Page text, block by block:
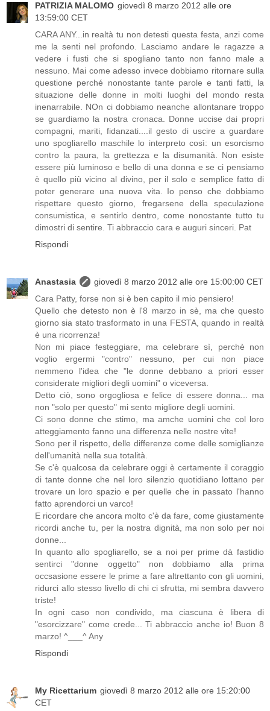
PATRIZIA MALOMO giovedì 8 marzo 2012 alle ore
13:59:00 CET
CARA ANY...in realtà tu non detesti questa festa, anzi come
me la senti nel profondo. Lasciamo andare le ragazze a
vedere i fusti che si spogliano tanto non fanno male a
nessuno. Mai come adesso invece dobbiamo ritornare sulla
questione perché nonostante tante parole e tanti fatti, la
situazione delle donne in molti luoghi del mondo resta
inenarrabile. NOn ci dobbiamo neanche allontanare troppo
se guardiamo la nostra cronaca. Donne uccise dai propri
compagni, mariti, fidanzati....il gesto di uscire a guardare
uno spogliarello maschile lo interpreto così: un esorcismo
contro la paura, la grettezza e la disumanità. Non esiste
essere più luminoso e bello di una donna e se ci pensiamo
è quello più vicino al divino, per il solo e semplice fatto di
poter generare una nuova vita. Io penso che dobbiamo
rispettare questo giorno, fregarsene della speculazione
consumistica, e sentirlo dentro, come nonostante tutto tu
dimostri di sentire. Ti abbraccio cara e auguri sinceri. Pat
Rispondi
Anastasia
giovedì 8 marzo 2012 alle ore 15:00:00 CET
Cara Patty, forse non si è ben capito il mio pensiero!
Quello che detesto non è l'8 marzo in sè, ma che questo
giorno sia stato trasformato in una FESTA, quando in realtà
è una ricorrenza!
Non mi piace festeggiare, ma celebrare sì, perchè non
voglio ergermi "contro" nessuno, per cui non piace
nemmeno l'idea che "le donne debbano a priori esser
considerate migliori degli uomini" o viceversa.
Detto ciò, sono orgogliosa e felice di essere donna... ma
non "solo per questo" mi sento migliore degli uomini.
Ci sono donne che stimo, ma amche uomini che col loro
atteggiamento fanno una differenza nelle nostre vite!
Sono per il rispetto, delle differenze come delle somiglianze
dell'umanità nella sua totalità.
Se c'è qualcosa da celebrare oggi è certamente il coraggio
di tante donne che nel loro silenzio quotidiano lottano per
trovare un loro spazio e per quelle che in passato l'hanno
fatto aprendorci un varco!
E ricordare che ancora molto c'è da fare, come giustamente
ricordi anche tu, per la nostra dignità, ma non solo per noi
donne...
In quanto allo spogliarello, se a noi per prime dà fastidio
sentirci "donne oggetto" non dobbiamo alla prima
occsasione essere le prime a fare altrettanto con gli uomini,
ridurci allo stesso livello di chi ci sfrutta, mi sembra davvero
triste!
In ogni caso non condivido, ma ciascuna è libera di
"esorcizzare" come crede... Ti abbraccio anche io! Buon 8
marzo! ^___^ Any
Rispondi
My Ricettarium giovedì 8 marzo 2012 alle ore 15:20:00
CET